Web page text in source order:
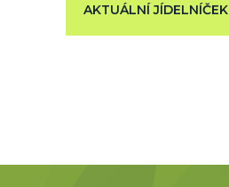
AKTUÁLNÍ JÍDELNÍČEK